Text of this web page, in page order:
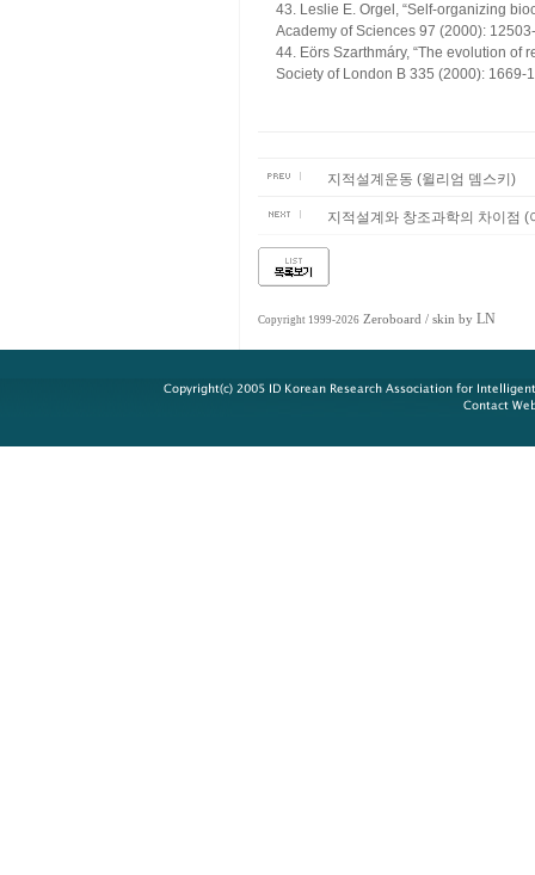
43. Leslie E. Orgel, “Self-organizing
Academy of Sciences 97 (2000):
44. Eörs Szarthmáry, “The evolution of
Society of London B 335 (2000): 1669-
지적설계운동 (윌리엄 뎀스키)
지적설계와 창조과학의 차이점 (
Copyright 1999-2026 Zeroboard / skin by LN